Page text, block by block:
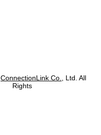
ConnectionLink Co.
, Ltd. All
Rights